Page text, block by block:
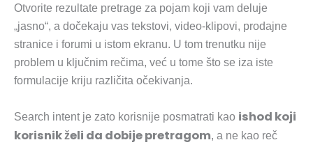
Otvorite rezultate pretrage za pojam koji vam deluje
„jasno“, a dočekaju vas tekstovi, video-klipovi, prodajne
stranice i forumi u istom ekranu. U tom trenutku nije
problem u ključnim rečima, već u tome što se iza iste
formulacije kriju različita očekivanja.
Search intent je zato korisnije posmatrati kao ishod koji
korisnik želi da dobije pretragom, a ne kao reč